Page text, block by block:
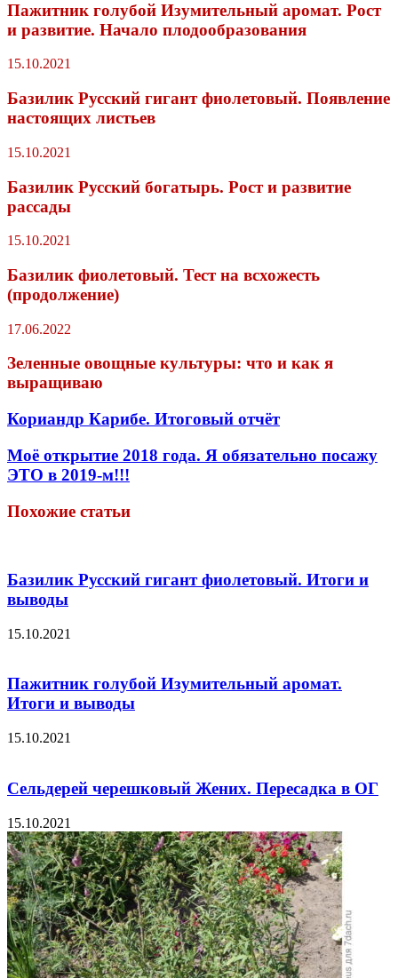
Пажитник голубой Изумительный аромат. Рост
и развитие. Начало плодообразования
15.10.2021
Базилик Русский гигант фиолетовый. Появление
настоящих листьев
15.10.2021
Базилик Русский богатырь. Рост и развитие
рассады
15.10.2021
Базилик фиолетовый. Тест на всхожесть
(продолжение)
17.06.2022
Зеленные овощные культуры: что и как я
выращиваю
Кориандр Карибе. Итоговый отчёт
Моё открытие 2018 года. Я обязательно посажу
ЭТО в 2019-м!!!
Похожие статьи
Базилик Русский гигант фиолетовый. Итоги и
выводы
15.10.2021
Пажитник голубой Изумительный аромат.
Итоги и выводы
15.10.2021
Сельдерей черешковый Жених. Пересадка в ОГ
15.10.2021